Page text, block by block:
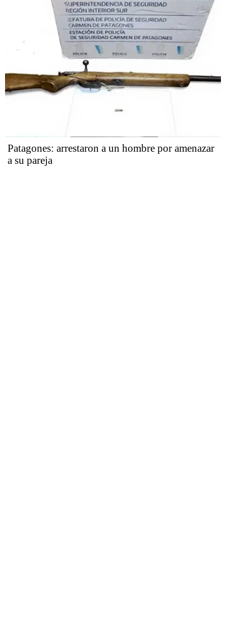
Patagones: arrestaron a un hombre por amenazar
a su pareja